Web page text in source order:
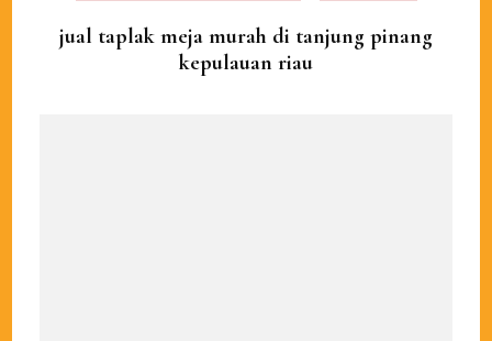
jual taplak meja murah di tanjung pinang
kepulauan riau